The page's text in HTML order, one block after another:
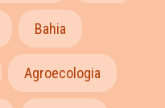
Bahia
Agroecologia